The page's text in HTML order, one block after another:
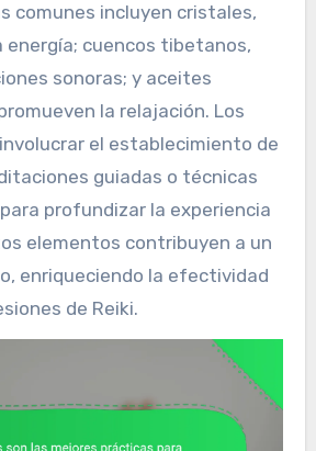
comunes incluyen cristales,
energía; cuencos tibetanos,
sonoras; y aceites
la relajación. Los
el establecimiento de
guiadas o técnicas
profundizar la experiencia
elementos contribuyen a un
enriqueciendo la efectividad
de Reiki.